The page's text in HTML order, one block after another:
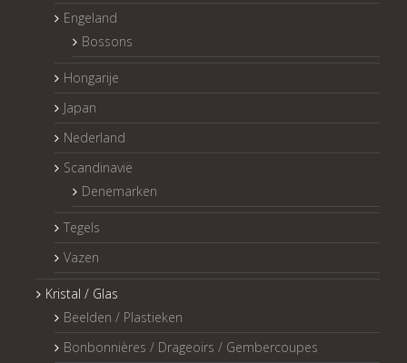
Engeland
Bossons
Hongarije
Japan
Nederland
Scandinavië
Denemarken
Tegels
Vazen
Kristal / Glas
Beelden / Plastieken
Bonbonnières / Drageoirs / Gembercoupes